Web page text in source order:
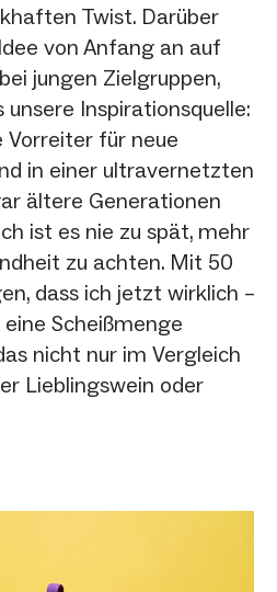
Twist. Darüber
von Anfang an auf
jungen Zielgruppen,
unsere Inspirationsquelle:
Vorreiter für neue
in einer ultravernetzten
ältere Generationen
ist es nie zu spät, mehr
zu achten. Mit 50
dass ich jetzt wirklich –
Scheißmenge
nicht nur im Vergleich
Lieblingswein oder